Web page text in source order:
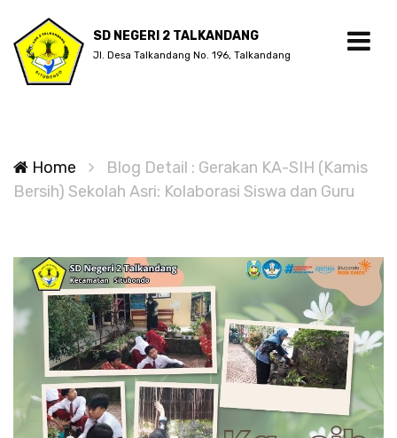
SD NEGERI 2 TALKANDANG
Jl. Desa Talkandang No. 196, Talkandang
Home
Blog Detail : Gerakan KA-SIH (Kamis
Bersih) Sekolah Asri: Kolaborasi Siswa dan Guru